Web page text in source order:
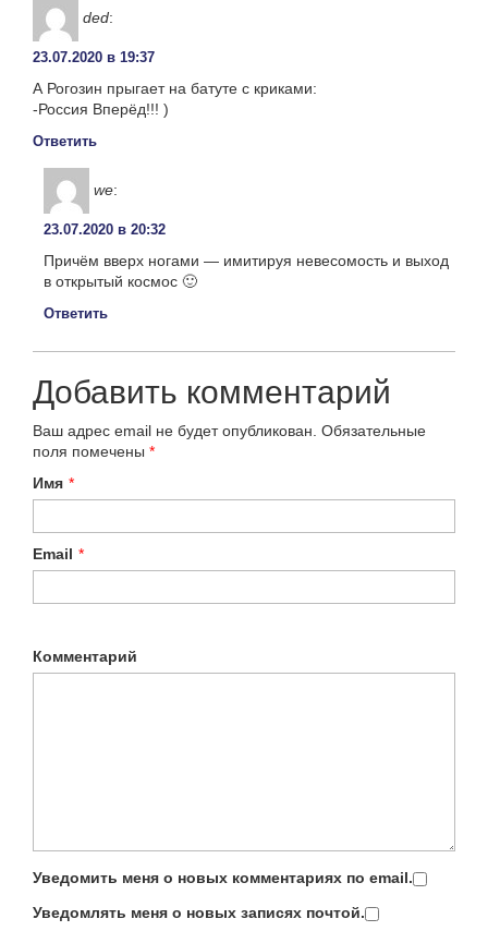
ded:
23.07.2020 в 19:37
А Рогозин прыгает на батуте с криками:
-Россия Вперёд!!! )
Ответить
we:
23.07.2020 в 20:32
Причём вверх ногами — имитируя невесомость и выход
в открытый космос 🙂
Ответить
Добавить комментарий
Ваш адрес email не будет опубликован. Обязательные
поля помечены *
Имя *
Email *
Комментарий
Уведомить меня о новых комментариях по email.
Уведомлять меня о новых записях почтой.